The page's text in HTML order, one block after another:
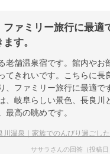
ファミリー旅行に最適
す。
老舗温泉宿です。館内やお
てきれいです。こちらに長
、ファミリー旅行に最適で
、岐阜らしい景色、長良川
最高の眺めです。
温泉｜家族でのんびり過ごしたい！春休みにお
ササラさんの回答（投稿日